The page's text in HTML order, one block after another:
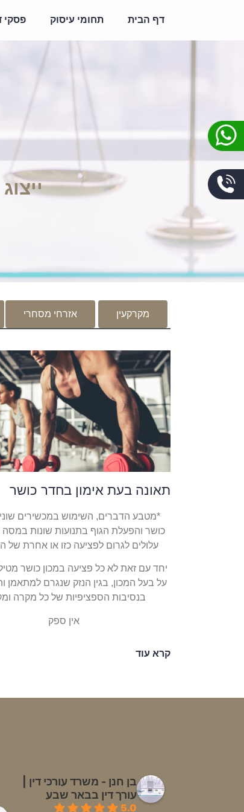
דף הבית תחומי עיסוק פסקי
מקרקעין אזרחי מסחרי
תאונה בעת אימון בחדר כושר
*מטבע הדברים, השימוש במכשירים
כושר והפעלת הגוף בתנועות שונות
עלולים לגרום לפציעה כזו או אחרת של
יחד עם זאת לא כל פציעה במכון כושר
על בעל המכון, בגין הנזק שנגרם למתאמן
בנסיבות הספציפיות של כל מקרה
אין ספק
קרא עוד
בן חנן - משרד עורכי דין |
עורך דין בבאר שבע
5.0
לפני 3 שנים